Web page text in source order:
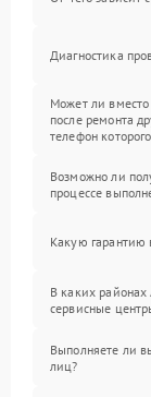
Диагностика
Может ли вместо
после ремонта
телефон
Возможно ли
процессе
Какую гарантию
В каких районах
сервисные
Выполняете ли
лиц?